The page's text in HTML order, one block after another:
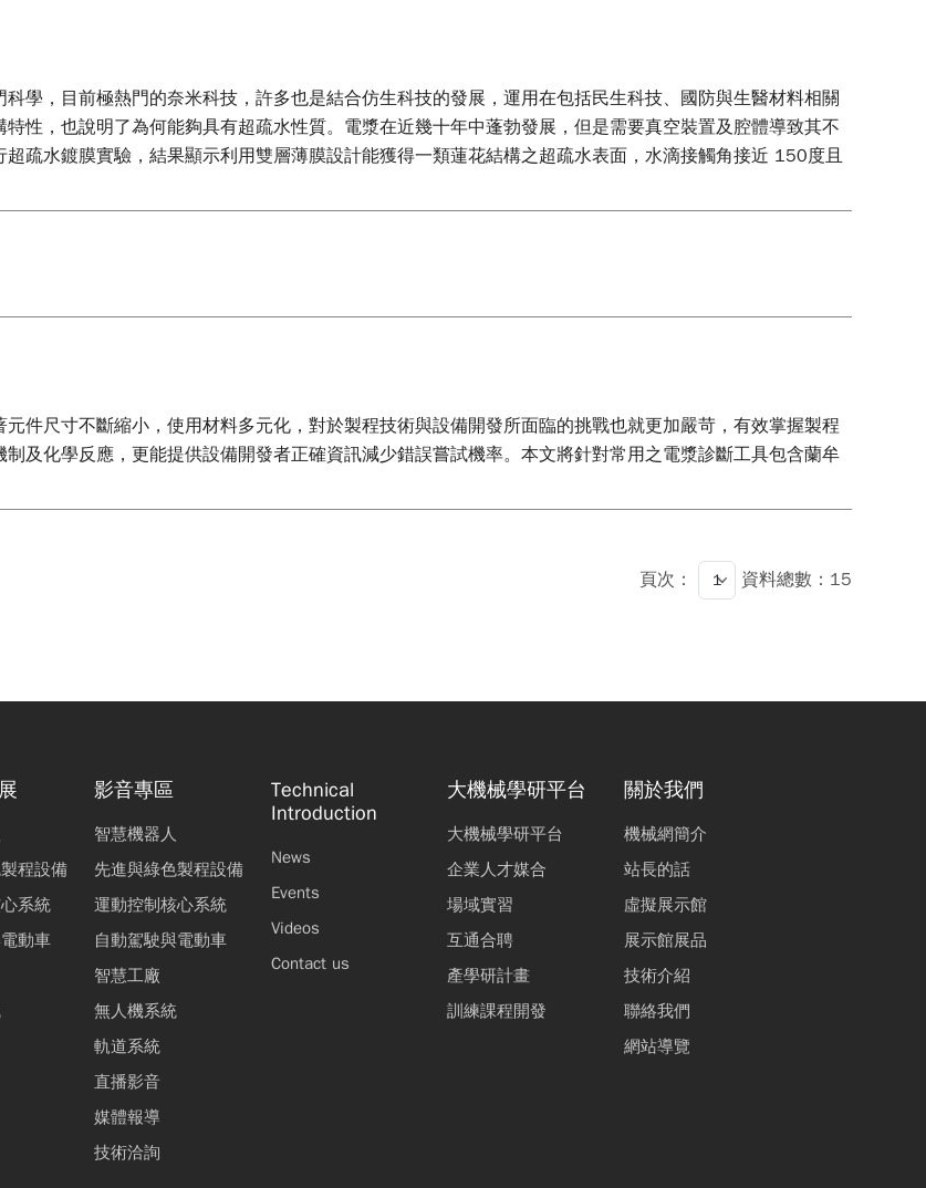
學，目前極熱門的奈米科技，許多也是結合仿生科技的發展，運用在包括民生科技、國防與生醫材料相關
性，也說明了為何能夠具有超疏水性質。電漿在近幾十年中蓬勃發展，但是需要真空裝置及腔體導致其不
疏水鍍膜實驗，結果顯示利用雙層薄膜設計能獲得一類蓮花結構之超疏水表面，水滴接觸角接近 150度且
件尺寸不斷縮小，使用材料多元化，對於製程技術與設備開發所面臨的挑戰也就更加嚴苛，有效掌握製程
及化學反應，更能提供設備開發者正確資訊減少錯誤嘗試機率。本文將針對常用之電漿診斷工具包含蘭牟
頁次： 資料總數：15
程設備
系統
動車
影音專區
智慧機器人
先進與綠色製程設備
運動控制核心系統
自動駕駛與電動車
智慧工廠
無人機系統
軌道系統
直播影音
媒體報導
技術洽詢
Technical
Introduction
News
Events
Videos
Contact us
大機械學研平台
大機械學研平台
企業人才媒合
場域實習
互通合聘
產學研計畫
訓練課程開發
關於我們
機械網簡介
站長的話
虛擬展示館
展示館展品
技術介紹
聯絡我們
網站導覽